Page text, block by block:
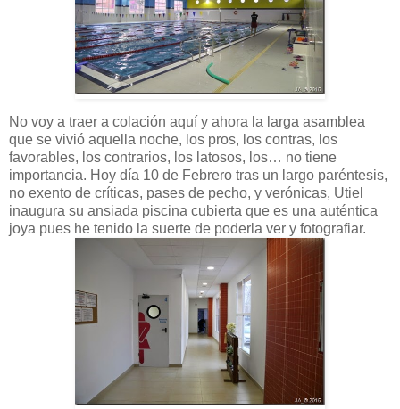
No voy a traer a colación aquí y ahora la larga asamblea
que se vivió aquella noche, los pros, los contras, los
favorables, los contrarios, los latosos, los… no tiene
importancia. Hoy día 10 de Febrero tras un largo paréntesis,
no exento de críticas, pases de pecho, y verónicas, Utiel
inaugura su ansiada piscina cubierta que es una auténtica
joya pues he tenido la suerte de poderla ver y fotografiar.